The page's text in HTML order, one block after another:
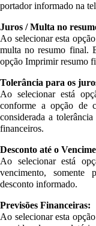
portador informado na
Juros / Multa no
Ao selecionar esta
multa no resumo final.
opção Imprimir resumo
Tolerância para os
Ao selecionar está
conforme a opção de
considerada a
financeiros.
Desconto até o
Ao selecionar está
vencimento, somente
desconto informado.
Previsões Financeiras:
Ao selecionar esta